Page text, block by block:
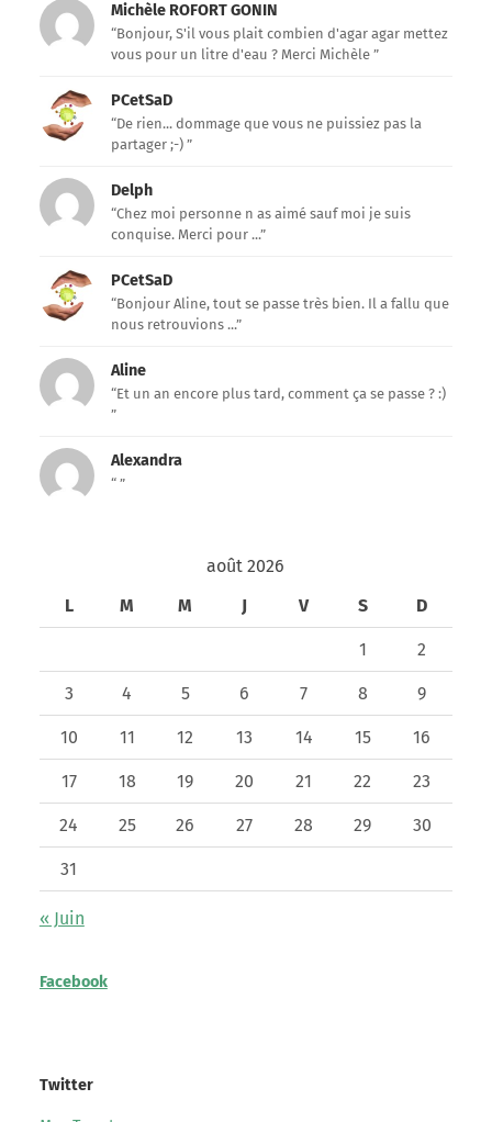
Michèle ROFORT GONIN
“Bonjour, S'il vous plait combien d'agar agar mettez
vous pour un litre d'eau ? Merci Michèle ”
PCetSaD
“De rien... dommage que vous ne puissiez pas la
partager ;-) ”
Delph
“Chez moi personne n as aimé sauf moi je suis
conquise. Merci pour ...”
PCetSaD
“Bonjour Aline, tout se passe très bien. Il a fallu que
nous retrouvions ...”
Aline
“Et un an encore plus tard, comment ça se passe ? :)
”
Alexandra
“ ”
août 2026
L
M M J V S D
1 2
3 4 5 6 7 8 9
10 11 12 13 14 15 16
17 18 19 20 21 22 23
24 25 26 27 28 29 30
31
« Juin
Facebook
Twitter